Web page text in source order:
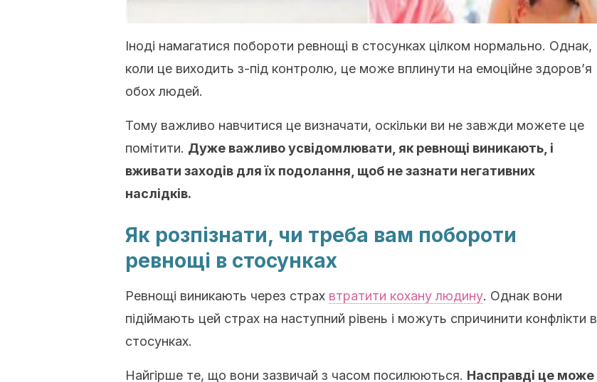
Іноді намагатися побороти ревнощі в стосунках цілком нормально. Однак,
коли це виходить з-під контролю, це може вплинути на емоційне здоров’я
обох людей.
Тому важливо навчитися це визначати, оскільки ви не завжди можете це
помітити. Дуже важливо усвідомлювати, як ревнощі виникають, і
вживати заходів для їх подолання, щоб не зазнати негативних
наслідків.
Як розпізнати, чи треба вам побороти
ревнощі в стосунках
Ревнощі виникають через страх втратити кохану людину. Однак вони
підіймають цей страх на наступний рівень і можуть спричинити конфлікти в
стосунках.
Найгірше те, що вони зазвичай з часом посилюються. Насправді це може